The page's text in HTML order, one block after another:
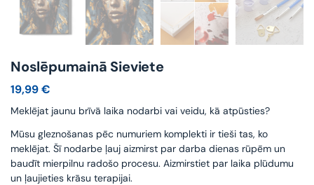
Noslēpumainā Sieviete
19,99€
Meklējat jaunu brīvā laika nodarbi vai veidu, kā atpūsties?
Mūsu gleznošanas pēc numuriem komplekti ir tieši tas, ko
meklējat. Šī nodarbe ļauj aizmirst par darba dienas rūpēm un
baudīt mierpilnu radošo procesu. Aizmirstiet par laika plūdumu
un ļaujieties krāsu terapijai.